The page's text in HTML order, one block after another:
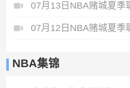
NBA集锦